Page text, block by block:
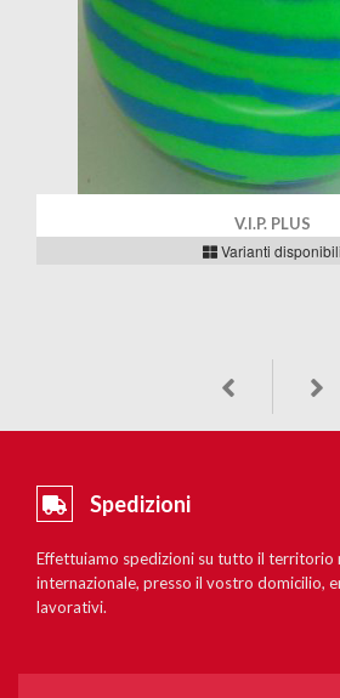
V.I.P. PLUS
Varianti disponibili
Spedizioni
Effettuiamo spedizioni su tutto il territorio
internazionale, presso il vostro domicilio,
lavorativi.